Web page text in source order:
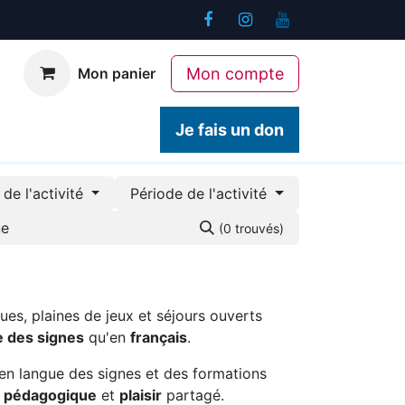
Mon panier Mon compte
Je fais un don
de l'activité Période de l'activité
(0 trouvés)
plaines de jeux et séjours ouverts
des signes qu'en français.
langue des signes et des formations
et plaisir partagé.